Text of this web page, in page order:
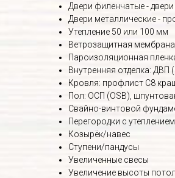
Двери филенчатые -
Двери металлические -
Утепление 50 или 100 мм
Ветрозащитная мембрана
Пароизоляционная
Внутренняя отделка: ДВП
Кровля: профлист С8
Пол: ОСП (OSB),
Свайно-винтовой
Перегородки с
Козырёк/навес
Ступени/пандусы
Увеличенные свесы
Увеличение высоты